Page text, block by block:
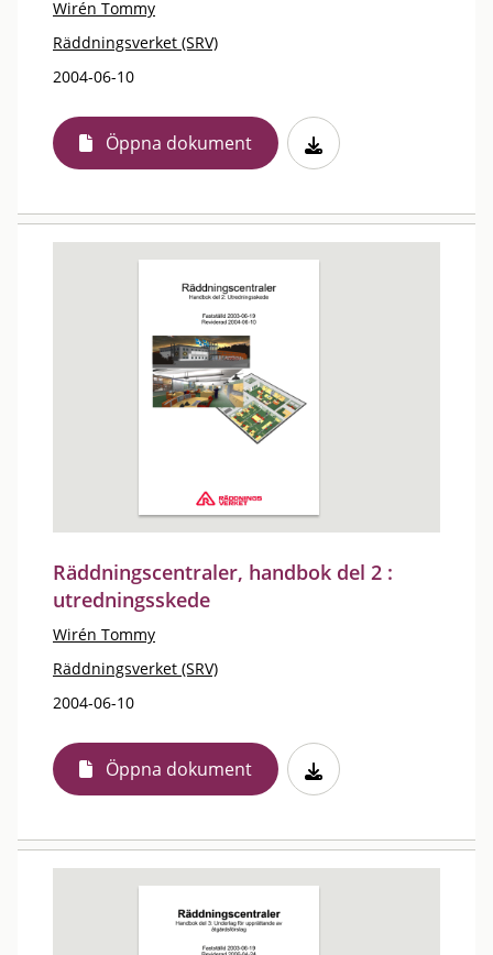
Wirén Tommy
Räddningsverket (SRV)
2004-06-10
Öppna dokument
Räddningscentraler, handbok del 2 :
utredningsskede
Wirén Tommy
Räddningsverket (SRV)
2004-06-10
Öppna dokument